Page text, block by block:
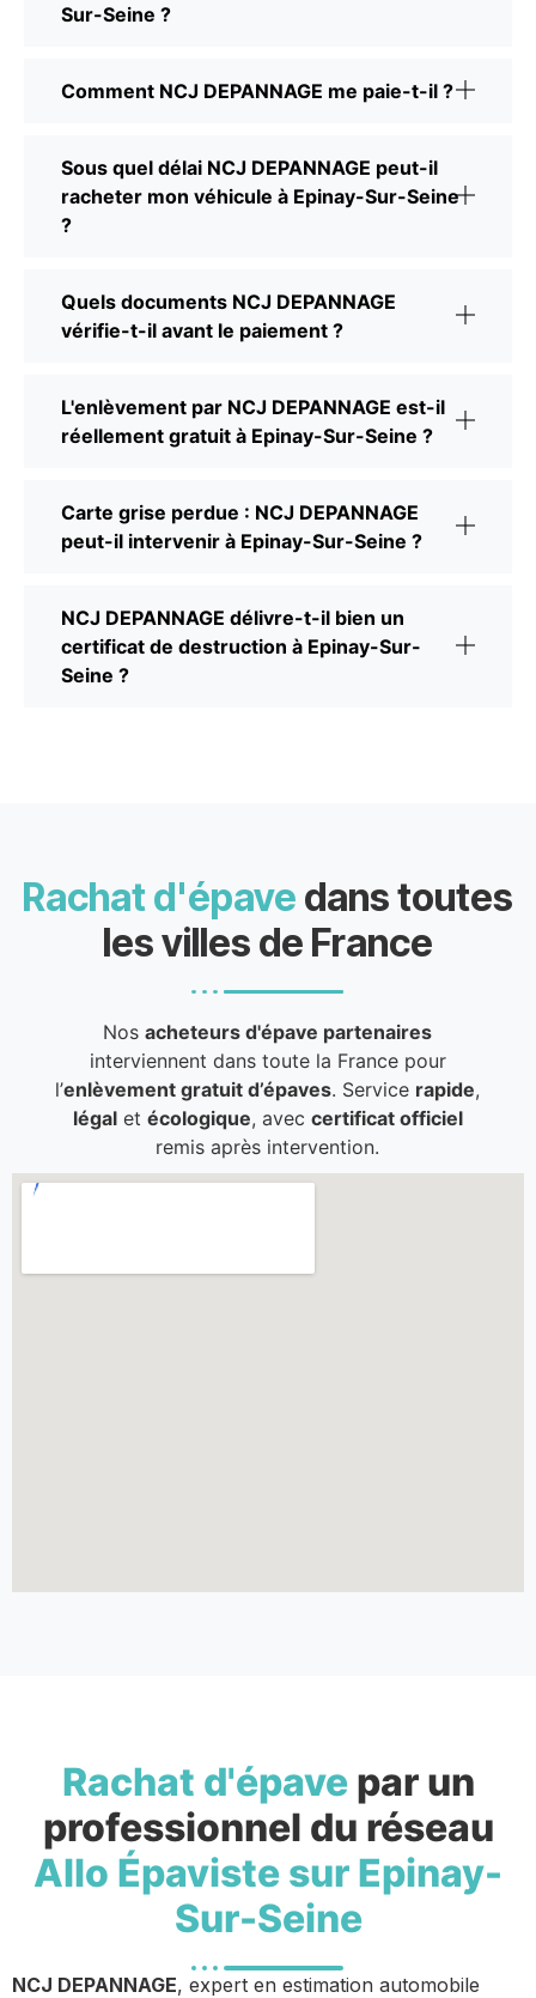
Sur-Seine ?
Comment NCJ DEPANNAGE me paie-t-il ?
Sous quel délai NCJ DEPANNAGE peut-il
racheter mon véhicule à Epinay-Sur-Seine
?
Quels documents NCJ DEPANNAGE
vérifie-t-il avant le paiement ?
L'enlèvement par NCJ DEPANNAGE est-il
réellement gratuit à Epinay-Sur-Seine ?
Carte grise perdue : NCJ DEPANNAGE
peut-il intervenir à Epinay-Sur-Seine ?
NCJ DEPANNAGE délivre-t-il bien un
certificat de destruction à Epinay-Sur-
Seine ?
Rachat d'épave dans toutes
les villes de France
Nosacheteurs d'épave partenaires
interviennent dans toute la France pour
l’enlèvement gratuit d’épaves. Service rapide,
légalet écologique, avec certificat officiel
remis après intervention.
Rachat d'épavepar un
professionnel du réseau
Allo Épaviste sur Epinay-
Sur-Seine
NCJ DEPANNAGE, expert en estimation automobile